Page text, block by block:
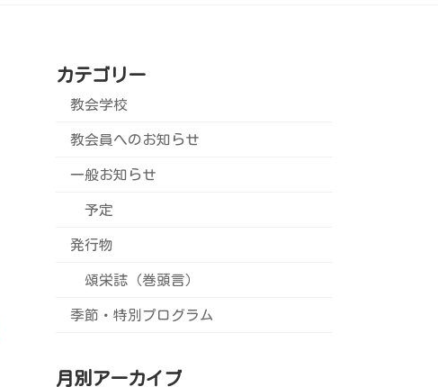
カテゴリー
教会学校
教会員へのお知らせ
一般お知らせ
予定
発行物
頌栄誌（巻頭言）
季節・特別プログラム
月別アーカイブ